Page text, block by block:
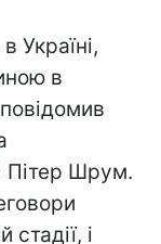
Україні,
в
Пітер Шрум.
і